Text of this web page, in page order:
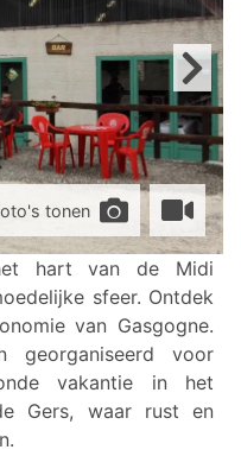
tonen
hart van de Midi
sfeer. Ontdek
van Gasgogne.
georganiseerd voor
vakantie in het
Gers, waar rust en